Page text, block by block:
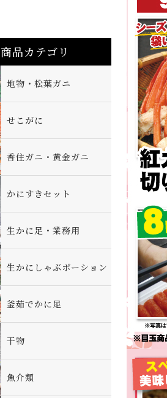
商品カテゴリ
地物・松葉ガニ
せこがに
香住ガニ・黄金ガニ
かにすきセット
生かに足・業務用
生かにしゃぶポーション
釜茹でかに足
干物
魚介類